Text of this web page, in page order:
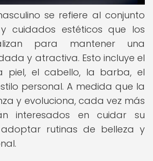
se refiere al conjunto
cuidados estéticos que los
para mantener una
y atractiva. Esto incluye el
piel, el cabello, la barba, el
personal. A medida que la
y evoluciona, cada vez más
interesados en cuidar su
rutinas de belleza y